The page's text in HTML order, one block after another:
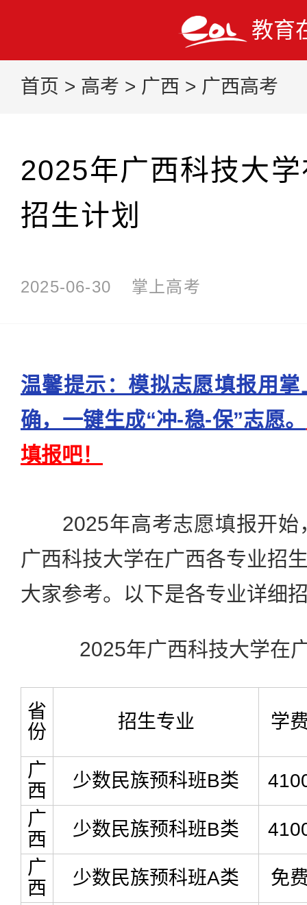
教育
首页 > 高考 > 广西 > 广西高考
2025年广西科技大
招生计划
2025-06-30 掌上高考
温馨提示：模拟志愿填报用
确，一键生成“冲-稳-保”志愿。
填报吧！
2025年高考志愿填报开始
广西科技大学在广西各专业招
大家参考。以下是各专业详细
2025年广西科技大学在广
省
份
招生专业 学
广
西
少数民族预科班B类
广
西
少数民族预科班B类
广
西
少数民族预科班A类
免